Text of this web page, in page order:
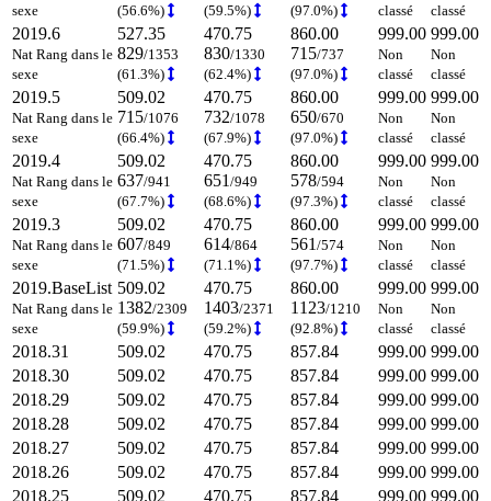
sexe
(56.6%)
(59.5%)
(97.0%)
classé
classé
2019.6
Nat Rang dans le
sexe
527.35
829/1353
(61.3%)
470.75
830/1330
(62.4%)
860.00
715/737
(97.0%)
999.00
Non
classé
999.00
Non
classé
2019.5
Nat Rang dans le
sexe
509.02
715/1076
(66.4%)
470.75
732/1078
(67.9%)
860.00
650/670
(97.0%)
999.00
Non
classé
999.00
Non
classé
2019.4
Nat Rang dans le
sexe
509.02
637/941
(67.7%)
470.75
651 /949
(68.6%)
860.00
578/594
(97.3%)
999.00
Non
classé
999.00
Non
classé
2019.3
Nat Rang dans le
sexe
509.02
607/849
(71.5%)
470.75
614/864
(71.1%)
860.00
561 /574
(97.7%)
999.00
Non
classé
999.00
Non
classé
2019.BaseList
Nat Rang dans le
sexe
509.02
1382/2309
(59.9%)
470.75
1403/2371
(59.2%)
860.00
1123/1210
(92.8%)
999.00
Non
classé
999.00
Non
classé
2018.31 509.02 470.75 857.84 999.00 999.00
2018.30
509.02 470.75 857.84 999.00 999.00
2018.29
509.02 470.75 857.84 999.00 999.00
2018.28
509.02 470.75 857.84 999.00 999.00
2018.27
509.02 470.75 857.84 999.00 999.00
2018.26
509.02 470.75 857.84 999.00 999.00
2018.25
509.02 470.75 857.84 999.00 999.00